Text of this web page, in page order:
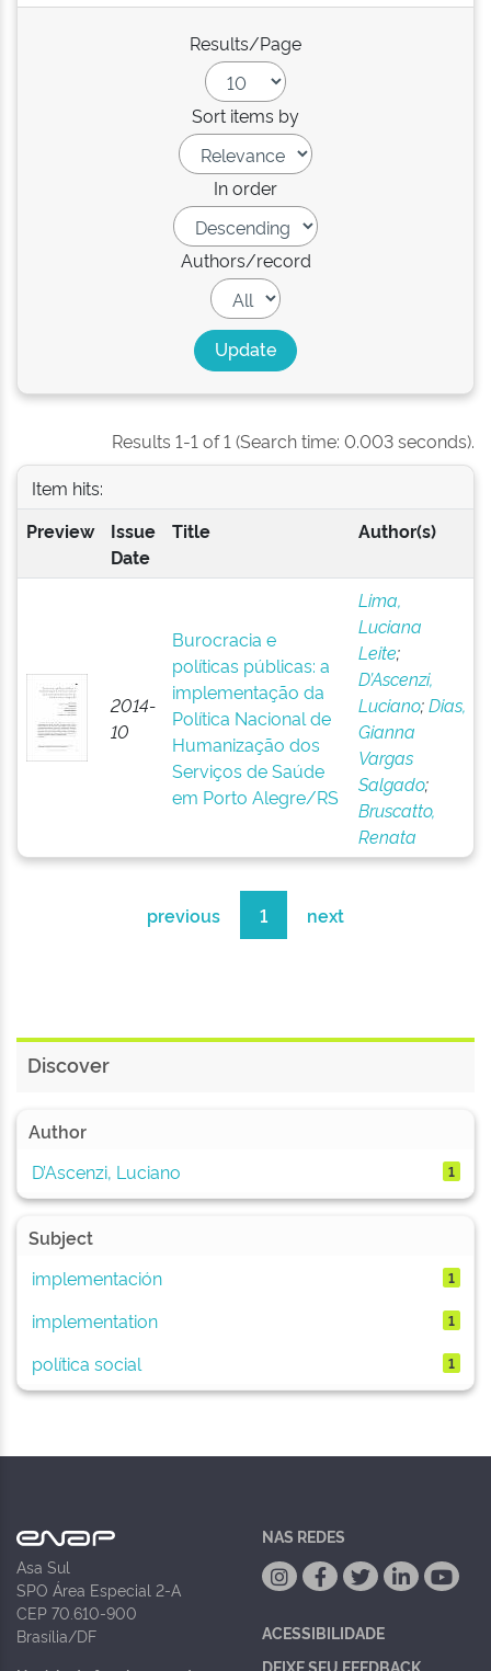
Results/Page
Sort items by
In order
Authors/record
Results 1-1 of 1 (Search time: 0.003 seconds).
Item hits:
Preview
Issue
Date
Title Author(s)
2014-
10
Burocracia e
políticas públicas: a
implementação da
Política Nacional de
Humanização dos
Serviços de Saúde
em Porto Alegre/RS
Lima,
Luciana
Leite;
D’Ascenzi,
Luciano;Dias,
Gianna
Vargas
Salgado;
Bruscatto,
Renata
previous 1 next
Discover
Author
D’Ascenzi, Luciano
1
Subject
implementación
1
implementation 1
política social 1
Asa Sul
SPO Área Especial 2-A
CEP 70.610-900
Brasília/DF
NAS REDES
ACESSIBILIDADE
DEIXE SEU FEEDBACK